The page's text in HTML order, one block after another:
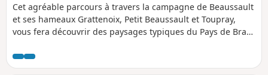
Cet agréable parcours à travers la campagne de Beaussault
et ses hameaux Grattenoix, Petit Beaussault et Toupray,
vous fera découvrir des paysages typiques du Pays de Bray,
appartenant à des particuliers comme les ruines de l'ancien
château-fort.